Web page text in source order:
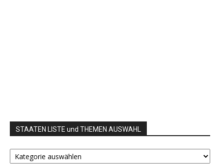
STAATEN LISTE und THEMEN AUSWAHL
STAATEN
LISTE